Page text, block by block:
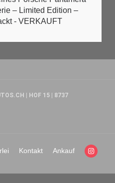
– Limited Edition –
- VERKAUFT
| HOF 15 | 8737
Kontakt Ankauf